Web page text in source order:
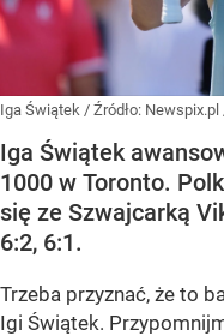
Iga Świątek / Źródło: Newspix.pl
Iga Świątek
1000 w Toronto.
się ze Szwajcarką
6:2, 6:1.
Trzeba przyznać, że to
Igi Świątek.